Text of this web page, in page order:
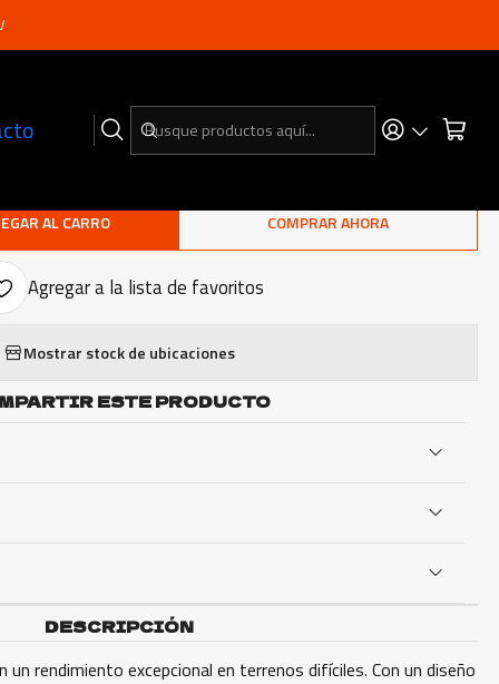
Journey Raptor
30x10x14 M/T
AL CARRO COMPRAR AHORA
Agregar a la lista de favoritos
Mostrar stock de ubicaciones
ESTE PRODUCTO
DESCRIPCIÓN
rendimiento excepcional en terrenos difíciles. Con un diseño